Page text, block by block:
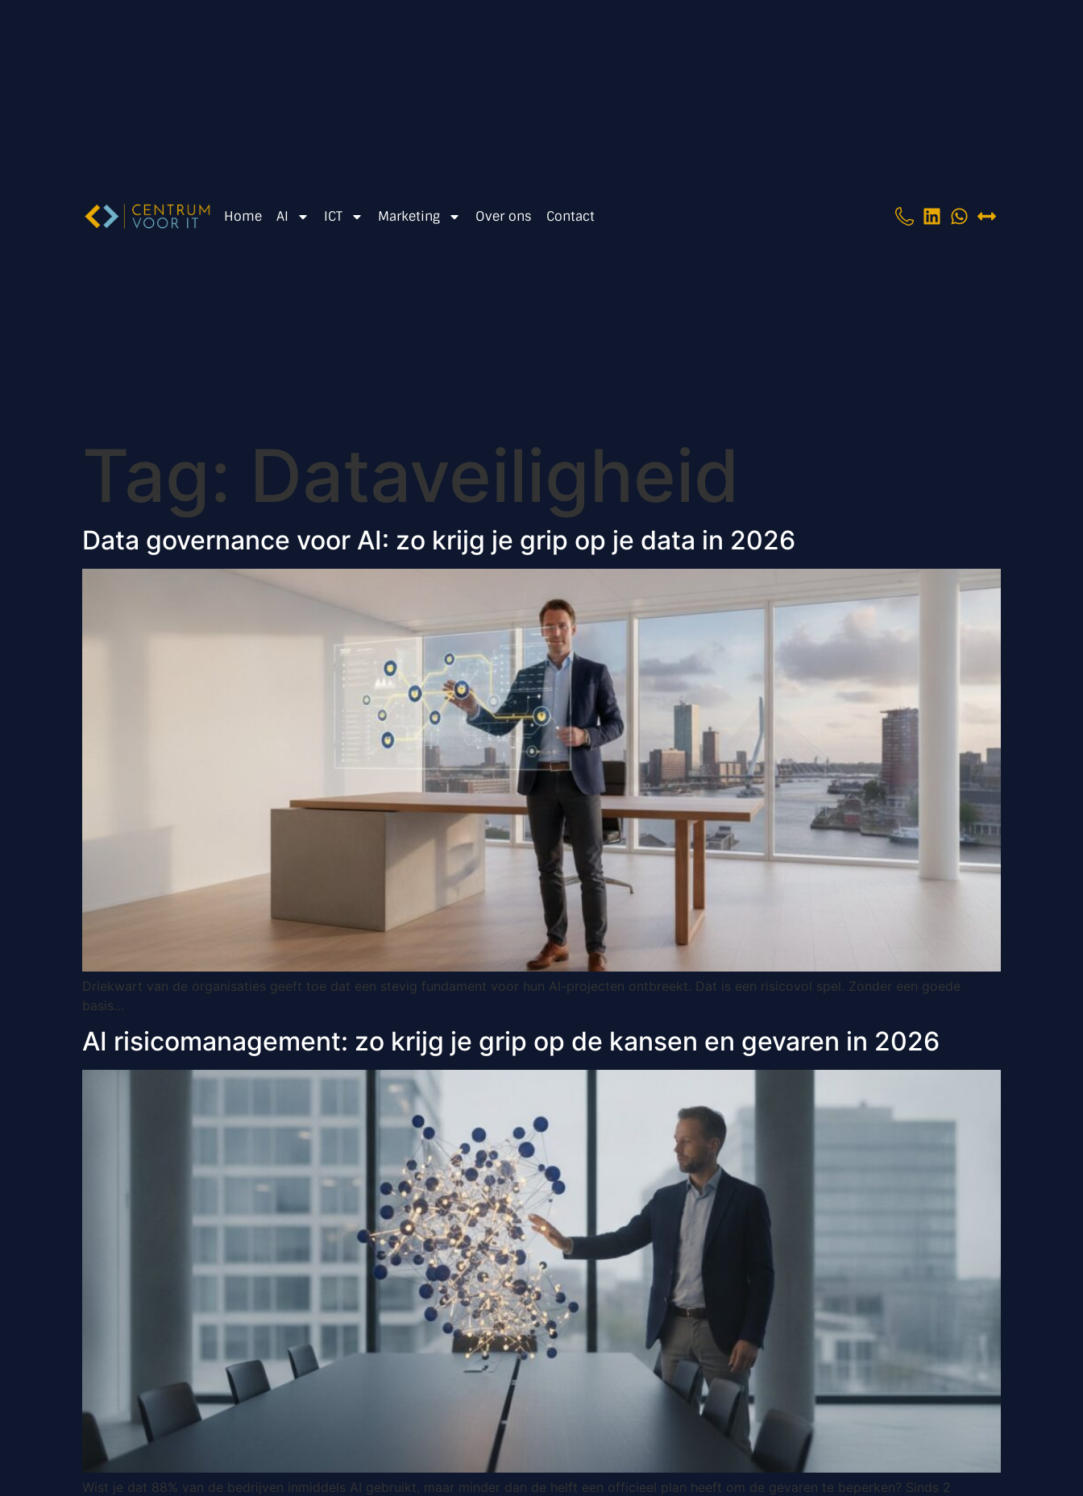
Home AI ICT Marketing Over ons Contact
Tag: Dataveiligheid
Data governance voor AI: zo krijg je grip op je data in 2026
Driekwart van de organisaties geeft toe dat een stevig fundament voor hun AI-projecten ontbreekt. Dat is een risicovol spel. Zonder een goede
basis…
AI risicomanagement: zo krijg je grip op de kansen en gevaren in 2026
Wist je dat 88% van de bedrijven inmiddels AI gebruikt, maar minder dan de helft een officieel plan heeft om de gevaren te beperken? Sinds 2